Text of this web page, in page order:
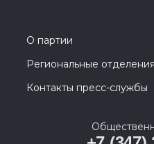
О партии
Региональные отделения
Контакты пресс-службы